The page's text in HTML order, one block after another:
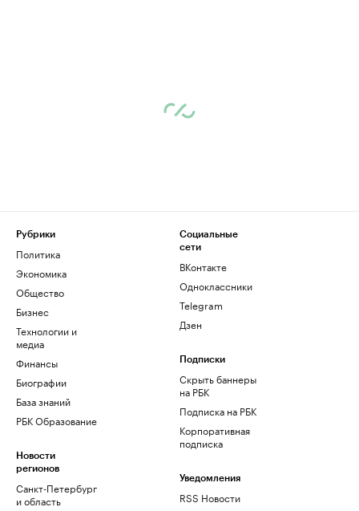
Рубрики
Политика
Экономика
Общество
Бизнес
Технологии и
медиа
Финансы
Биографии
База знаний
РБК Образование
Новости
регионов
Санкт-Петербург
и область
Социальные
сети
ВКонтакте
Одноклассники
Telegram
Дзен
Подписки
Скрыть баннеры
на РБК
Подписка на РБК
Корпоративная
подписка
Уведомления
RSS Новости